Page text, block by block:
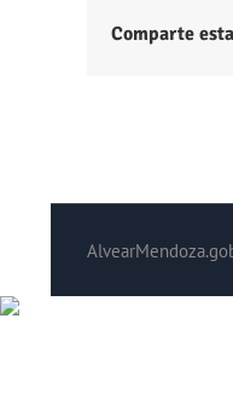
Comparte